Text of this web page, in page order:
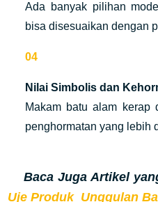
Ada banyak pilihan
bisa disesuaikan dengan
Nilai Simbolis dan
Makam batu alam kerap
penghormatan yang lebih
Baca Juga Artikel
Uje Produk Unggulan